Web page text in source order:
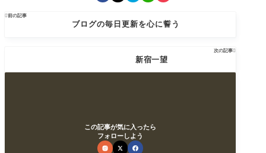
前の記事
ブログの毎日更新を心に誓う
次の記事
新宿一望
この記事が気に入ったら
フォローしよう